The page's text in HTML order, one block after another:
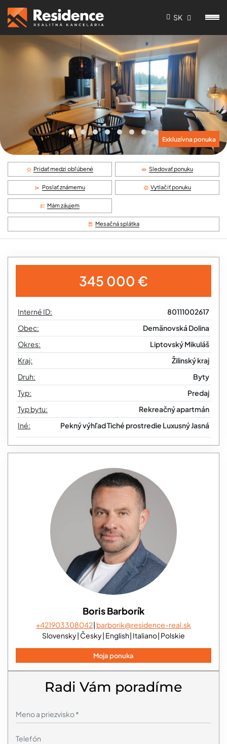
SK
Exkluzívna ponuka
Pridať medzi obľúbené Sledovať ponuku
Poslať známemu Vytlačiť ponuku
Mám záujem
Mesačná splátka
345 000 €
Interné ID:
80111002617
Obec:
Demänovská Dolina
Okres:
Liptovský Mikuláš
Kraj:
Žilinský kraj
Druh:
Byty
Typ:
Predaj
Typ bytu:
Rekreačný apartmán
Iné:
Pekný výhľadTiché prostredie LuxusnýJasná
Boris Barborík
+421903308042 barborik@residence-real.sk
Slovensky Česky English Italiano Polskie
Moja ponuka
Radi Vám poradíme